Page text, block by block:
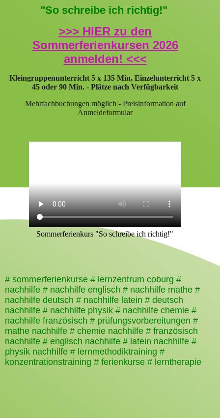
"So schreibe ich richtig!"
>>> HIER zu den
Sommerferienkursen 2026
anmelden! <<<
Kleingruppenunterricht 5 x 135 Min, Einzelunterricht 5 x
45 oder 90 Min. - Plätze nach Verfügbarkeit
Mehrfachbuchungen möglich - Preisinformation auf
Anmeldeformular
Sommerferienkurs "So schreibe ich richtig!"
# sommerferienkurse # lernzentrum coburg #
nachhilfe # nachhilfe englisch # nachhilfe mathe #
nachhilfe deutsch # nachhilfe latein # deutsch
nachhilfe # nachhilfe physik # nachhilfe chemie #
nachhilfe französisch # prüfungsvorbereitungen #
mathe nachhilfe # chemie nachhilfe # französisch
nachhilfe # englisch nachhilfe # latein nachhilfe #
physik nachhilfe # lernmethodiktraining #
konzentrationstraining # ferienkurse # lerntherapie